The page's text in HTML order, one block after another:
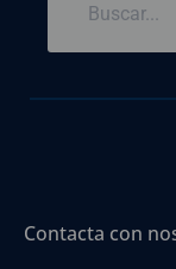
Contacta con